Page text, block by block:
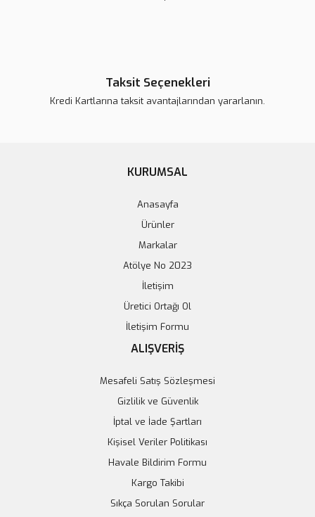
Raspberry Pi 3-2-1 Kutu
Taksit Seçenekleri
Kredi Kartlarına taksit avantajlarından yararlanın.
KURUMSAL
Anasayfa
Ürünler
Markalar
Atölye No 2023
İletişim
Üretici Ortağı Ol
İletişim Formu
ALIŞVERİŞ
Mesafeli Satış Sözleşmesi
Gizlilik ve Güvenlik
İptal ve İade Şartları
Kişisel Veriler Politikası
Havale Bildirim Formu
Kargo Takibi
Sıkça Sorulan Sorular